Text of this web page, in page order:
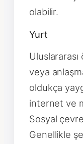
olabilir.
Yurt
veya
oldukça
internet ve
Sosyal
Genellikle